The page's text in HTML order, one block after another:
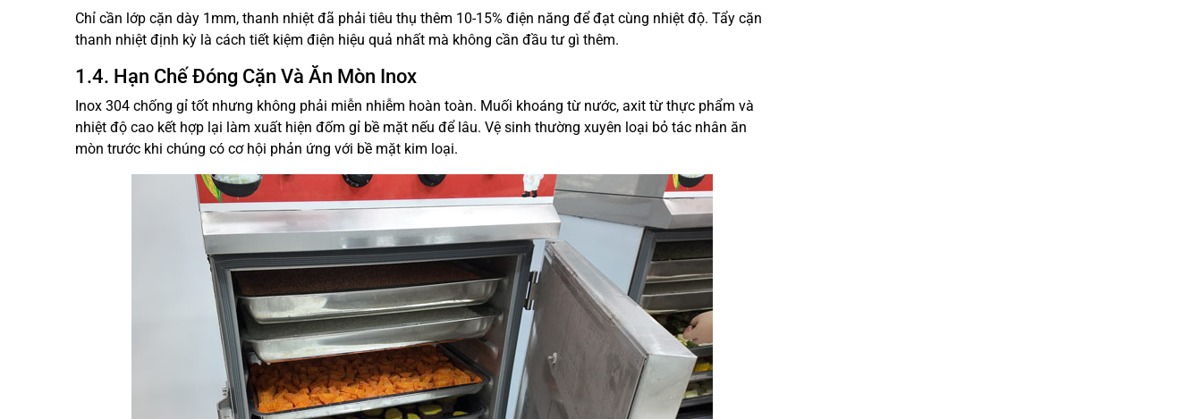
Chỉ cần lớp cặn dày 1mm, thanh nhiệt đã phải tiêu thụ thêm 10-15% điện năng để đạt cùng nhiệt độ. Tẩy cặn
thanh nhiệt định kỳ là cách tiết kiệm điện hiệu quả nhất mà không cần đầu tư gì thêm.
1.4. Hạn Chế Đóng Cặn Và Ăn Mòn Inox
Inox 304 chống gỉ tốt nhưng không phải miễn nhiễm hoàn toàn. Muối khoáng từ nước, axit từ thực phẩm và
nhiệt độ cao kết hợp lại làm xuất hiện đốm gỉ bề mặt nếu để lâu. Vệ sinh thường xuyên loại bỏ tác nhân ăn
mòn trước khi chúng có cơ hội phản ứng với bề mặt kim loại.